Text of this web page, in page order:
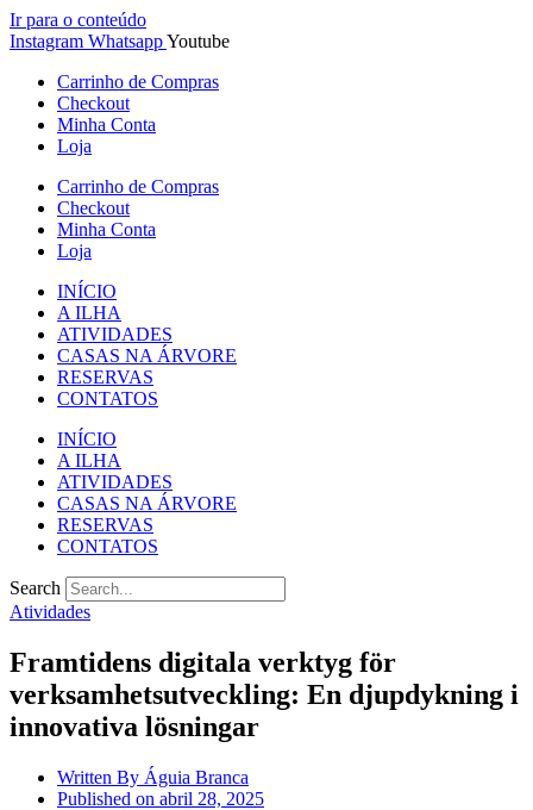
Ir para o conteúdo
Instagram WhatsappYoutube
Carrinho de Compras
Checkout
Minha Conta
Loja
Carrinho de Compras
Checkout
Minha Conta
Loja
INÍCIO
A ILHA
ATIVIDADES
CASAS NA ÁRVORE
RESERVAS
CONTATOS
INÍCIO
A ILHA
ATIVIDADES
CASAS NA ÁRVORE
RESERVAS
CONTATOS
Search
Atividades
Framtidens digitala verktyg för
verksamhetsutveckling: En djupdykning i
innovativa lösningar
Written By Águia Branca
Published on abril 28, 2025